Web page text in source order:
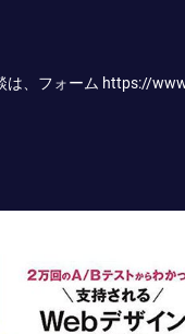
、フォーム https://